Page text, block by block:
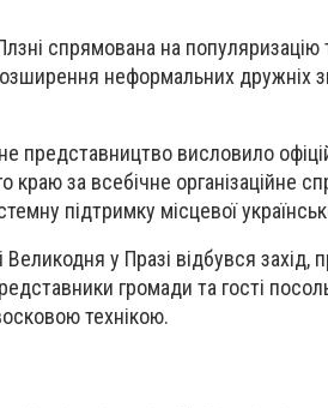
спрямована на популяризацію
неформальних дружніх
представництво висловило
краю за всебічне організаційне
підтримку місцевої
у Празі відбувся
громади та гості
технікою.